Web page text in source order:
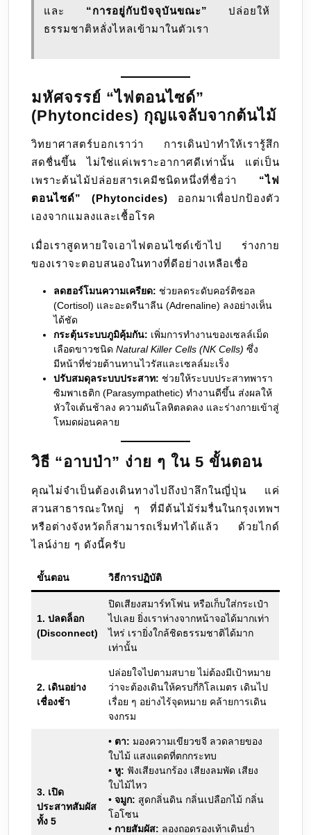
และ “การอยู่กับปัจจุบันขณะ” ปล่อยให้
ธรรมชาติหลั่งไหลเข้ามาในตัวเรา
มหัศจรรย์ “ไฟตอนไซด์”
(Phytoncides) กุญแจลับจากต้นไม้
วิทยาศาสตร์บอกเราว่า การเดินป่าทำให้เรารู้สึก
สดชื่นขึ้น ไม่ใช่แค่เพราะอากาศดีเท่านั้น แต่เป็น
เพราะต้นไม้ปล่อยสารเคมีชนิดหนึ่งที่ชื่อว่า “ไฟ
ตอนไซด์” (Phytoncides) ออกมาเพื่อปกป้องตัว
เองจากแมลงและเชื้อโรค
เมื่อเราสูดหายใจเอาไฟตอนไซด์เข้าไป ร่างกาย
ของเราจะตอบสนองในทางที่ดีอย่างเหลือเชื่อ
ลดฮอร์โมนความเครียด: ช่วยลดระดับคอร์ติซอล
(Cortisol) และอะดรีนาลีน (Adrenaline) ลงอย่างเห็น
ได้ชัด
กระตุ้นระบบภูมิคุ้มกัน: เพิ่มการทำงานของเซลล์เม็ด
เลือดขาวชนิด Natural Killer Cells (NK Cells) ซึ่ง
มีหน้าที่ช่วยต้านทานไวรัสและเซลล์มะเร็ง
ปรับสมดุลระบบประสาท: ช่วยให้ระบบประสาทพารา
ซิมพาเธติก (Parasympathetic) ทำงานดีขึ้น ส่งผลให้
หัวใจเต้นช้าลง ความดันโลหิตลดลง และร่างกายเข้าสู่
โหมดผ่อนคลาย
วิธี “อาบป่า” ง่าย ๆ ใน 5 ขั้นตอน
คุณไม่จำเป็นต้องเดินทางไปถึงป่าลึกในญี่ปุ่น แค่
สวนสาธารณะใหญ่ ๆ ที่มีต้นไม้ร่มรื่นในกรุงเทพฯ
หรือต่างจังหวัดก็สามารถเริ่มทำได้แล้ว ด้วยไกด์
ไลน์ง่าย ๆ ดังนี้ครับ
ขั้นตอน วิธีการปฏิบัติ
1. ปลดล็อก
(Disconnect)
ปิดเสียงสมาร์ทโฟน หรือเก็บใส่กระเป๋า
ไปเลย ยิ่งเราห่างจากหน้าจอได้มากเท่า
ไหร่ เรายิ่งใกล้ชิดธรรมชาติได้มาก
เท่านั้น
2. เดินอย่าง
เชื่องช้า
ปล่อยใจไปตามสบาย ไม่ต้องมีเป้าหมาย
ว่าจะต้องเดินให้ครบกี่กิโลเมตร เดินไป
เรื่อย ๆ อย่างไร้จุดหมาย คล้ายการเดิน
จงกรม
3. เปิด
ประสาทสัมผัส
ทั้ง 5
• ตา: มองความเขียวขจี ลวดลายของ
ใบไม้ แสงแดดที่ตกกระทบ
• หู: ฟังเสียงนกร้อง เสียงลมพัด เสียง
ใบไม้ไหว
• จมูก: สูดกลิ่นดิน กลิ่นเปลือกไม้ กลิ่น
โอโซน
• กายสัมผัส: ลองถอดรองเท้าเดินย่ำ